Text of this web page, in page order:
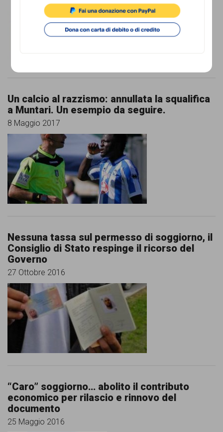
comunicazione
specificamente
fenomeno
razzismo
curato
Lunaria
collaborazione
associazioni
movimenti
che
battono
pari
opportunità
Un calcio al razzismo: annullata la squalifica
a Muntari. Un esempio da seguire.
8 Maggio 2017
Nessuna tassa sul permesso di soggiorno, il
Consiglio di Stato respinge il ricorso del
Governo
27 Ottobre 2016
“Caro” soggiorno… abolito il contributo
economico per rilascio e rinnovo del
documento
25 Maggio 2016